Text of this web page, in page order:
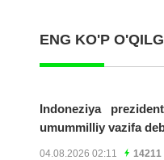
ENG KO'P
Indoneziya
umummilliy vazifa
04.08.2026 02:11 14211